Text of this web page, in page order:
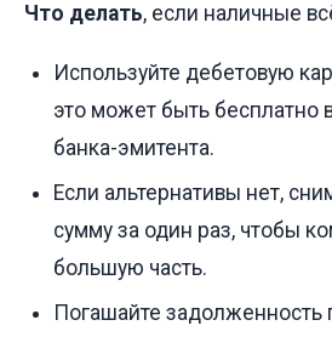
Что делать, если наличные
Используйте дебетовую
это может быть бесплатно
банка-эмитента.
Если альтернативы нет,
сумму за один раз, чтобы
большую часть.
Погашайте задолженность